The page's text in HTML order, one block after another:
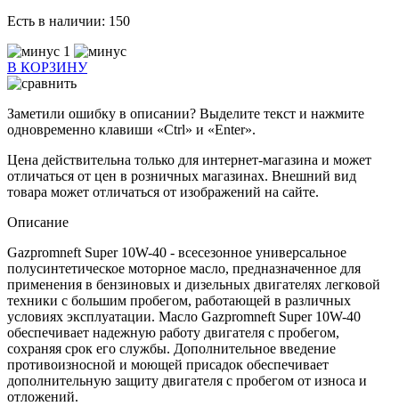
Есть в наличии: 150
1
В КОРЗИНУ
Заметили ошибку в описании? Выделите текст и нажмите
одновременно клавиши «Ctrl» и «Enter».
Цена действительна только для интернет-магазина и может
отличаться от цен в розничных магазинах. Внешний вид
товара может отличаться от изображений на сайте.
Описание
Gazpromneft Super 10W-40 - всесезонное универсальное
полусинтетическое моторное масло, предназначенное для
применения в бензиновых и дизельных двигателях легковой
техники с большим пробегом, работающей в различных
условиях эксплуатации. Масло Gazpromneft Super 10W-40
обеспечивает надежную работу двигателя с пробегом,
сохраняя срок его службы. Дополнительное введение
противоизносной и моющей присадок обеспечивает
дополнительную защиту двигателя с пробегом от износа и
отложений.